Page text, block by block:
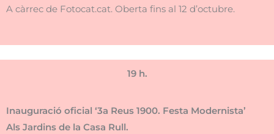
A càrrec de Fotocat.cat. Oberta fins al 12 d’octubre.
19 h.
Inauguració oficial ‘3a Reus 1900. Festa Modernista’
Als Jardins de la Casa Rull.